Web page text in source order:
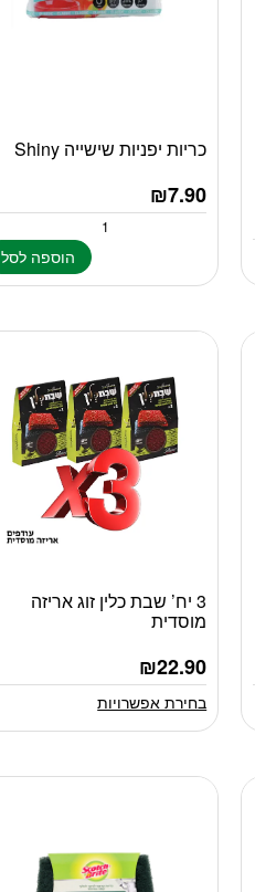
כריות יפניות שישייה Shiny
₪7.90
הוספה לסל
3 יח’ שבת כלין זוג אריזה
מוסדית
₪22.90
למוצר
זה
מספר
ניתן
האפשרויות
בחירת אפשרויות